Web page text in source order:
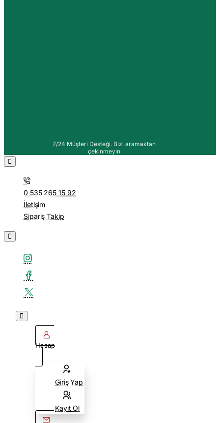
7/24 Müşteri Desteği. Bizi aramaktan
çekinmeyin
0 535 265 15 92
İletişim
Sipariş Takip
Hesap
Giriş Yap
Kayıt Ol